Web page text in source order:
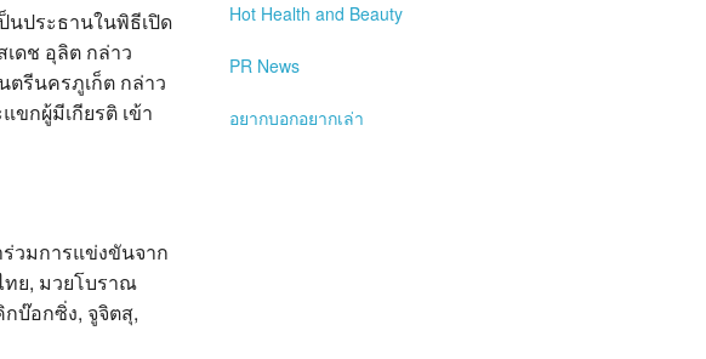
นประธานในพิธีเปิด
ดช อุลิต กล่าว
รีนครภูเก็ต กล่าว
กผู้มีเกียรติ เข้า
วมการแข่งขันจาก
ทย, มวยโบราณ
บ๊อกซิ่ง, จูจิตสุ,
Hot Health and Beauty
PR News
อยากบอกอยากเล่า